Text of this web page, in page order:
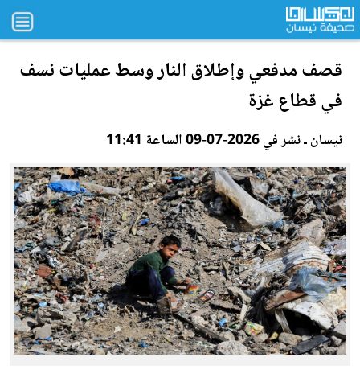
قصف مدفعيوإطلاق النار وسط عمليات نسف
في قطاع غزة
نيسان ـ نشر في 2026-07-09 الساعة 11:41